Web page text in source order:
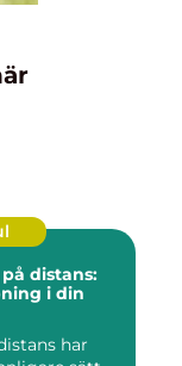
distans:
i din
har